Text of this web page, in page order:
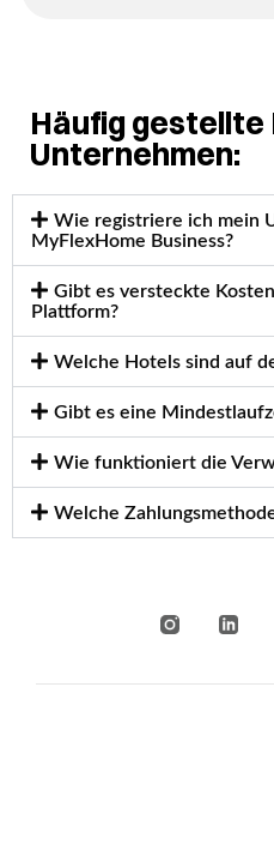
Häufig gestellte
Unternehmen:
Wie registriere ich mein
MyFlexHome Business?
Gibt es versteckte
Plattform?
Welche Hotels sind auf
Gibt es eine
Wie funktioniert die
Welche